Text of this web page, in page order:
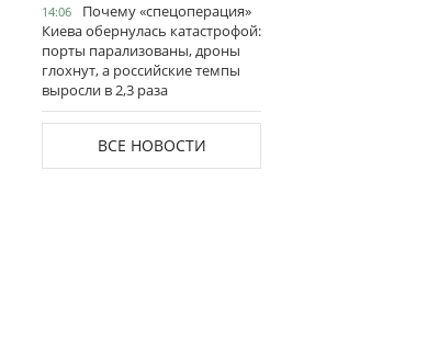
14:06
Почему «спецоперация»
Киева обернулась катастрофой:
порты парализованы, дроны
глохнут, а российские темпы
выросли в 2,3 раза
ВСЕ НОВОСТИ